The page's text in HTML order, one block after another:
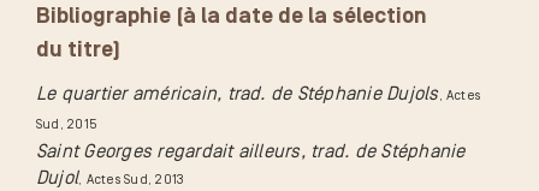
Bibliographie (à la date de la sélection
du titre)
Le quartier américain, trad. de Stéphanie Dujols, Actes
Sud , 2015
Saint Georges regardait ailleurs, trad. de Stéphanie
Dujol, Actes Sud , 2013